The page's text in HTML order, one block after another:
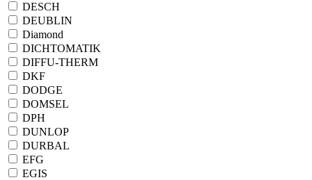
DESCH
DEUBLIN
Diamond
DICHTOMATIK
DIFFU-THERM
DKF
DODGE
DOMSEL
DPH
DUNLOP
DURBAL
EFG
EGIS